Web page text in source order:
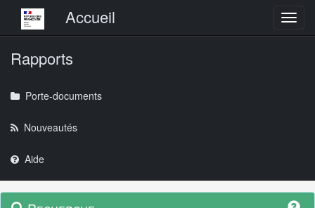
Menu principalAccueil
Rapports
Porte-documents
Nouveautés
Aide
Navigation
Menu